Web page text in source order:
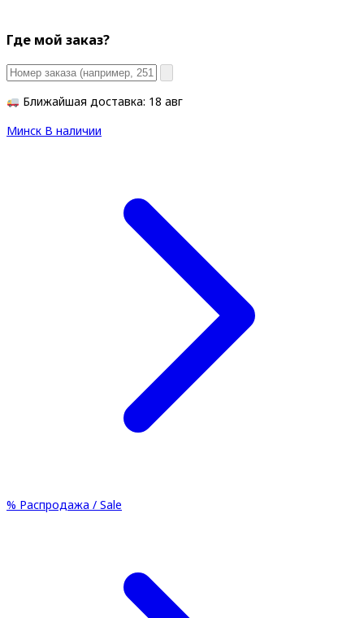
Где мой заказ?
Ближайшая доставка: 18 авг
Минск В наличии
% Распродажа / Sale